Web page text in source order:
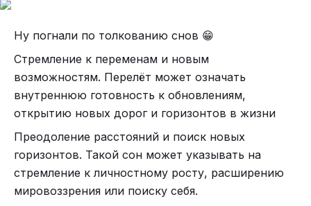
полет с участием около 30 человек, включая
съемочную группу и пилотов самолета. Съемки
дались группе и съемочной группе нелегко:
Кулаш потерял сознание во время одного из
дублей.
видео: https://vkvideo.ru/video-15773108_4562416259
Песня "Upside Down & Inside Out" была написана
до того, как было предложено снять клип. По
словам Кулаша, текст песни о "сбивающей с
1994 году, он обзавелся бронированным
поездом, на котором и путешествовал до конца
своих дней.
Ну погнали по толкованию снов 😁
Стремление к переменам и новым
возможностям. Перелёт может означать
внутреннюю готовность к обновлениям,
открытию новых дорог и горизонтов в жизни
Преодоление расстояний и поиск новых
горизонтов. Такой сон может указывать на
стремление к личностному росту, расширению
мировоззрения или поиску себя.